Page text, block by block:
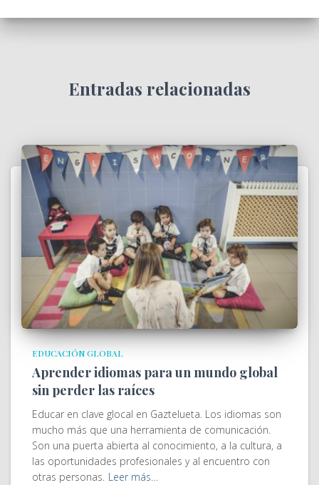
Entradas relacionadas
EDUCACIÓN GLOBAL
Aprender idiomas para un mundo global
sin perder las raíces
Educar en clave glocal en Gaztelueta. Los idiomas son
mucho más que una herramienta de comunicación.
Son una puerta abierta al conocimiento, a la cultura, a
las oportunidades profesionales y al encuentro con
otras personas. Leer más…